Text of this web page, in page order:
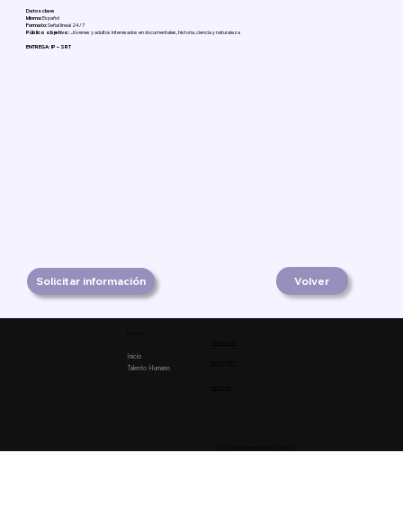
Datos clave
Idioma:Español
Formato:Señal lineal 24/7
Público objetivo: Jóvenes y adultos interesados en documentales, historia, ciencia y naturaleza
ENTREGA: IP – SRT
Solicitar información Volver
Inicio
Talento Humano